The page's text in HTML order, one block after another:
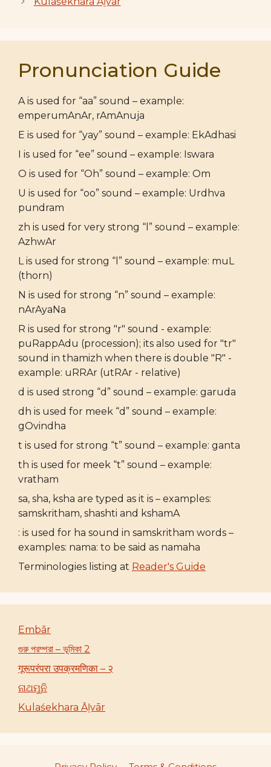
Pronunciation Guide
A is used for “aa” sound – example:
emperumAnAr, rAmAnuja
E is used for “yay” sound – example: EkAdhasi
I is used for “ee” sound – example: Iswara
O is used for “Oh” sound – example: Om
U is used for “oo” sound – example: Urdhva
pundram
zh is used for very strong “l” sound – example:
AzhwAr
L is used for strong “l” sound – example: muL
(thorn)
N is used for strong “n” sound – example:
nArAyaNa
R is used for strong "r" sound - example:
puRappAdu (procession); its also used for "tr"
sound in thamizh when there is double "R" -
example: uRRAr (utRAr - relative)
d is used strong “d” sound – example: garuda
dh is used for meek “d” sound – example:
gOvindha
t is used for strong “t” sound – example: ganta
th is used for meek “t” sound – example:
vratham
sa, sha, ksha are typed as it is – examples:
samskritham, shashti and kshamA
: is used for ha sound in samskritham words –
examples: nama: to be said as namaha
Terminologies listing at Reader's Guide
Embār
গুরু পরম্পরা – ভূমিকা 2
गूरूपरंपरा उपक्रमणिका – २
ନାଥମୁନି
Kulaśekhara Āḻvār